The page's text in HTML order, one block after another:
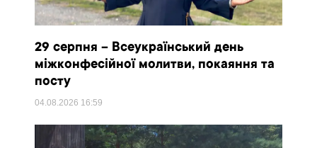
29 серпня – Всеукраїнський день
міжконфесійної молитви, покаяння та
посту
04.08.2026 16:59